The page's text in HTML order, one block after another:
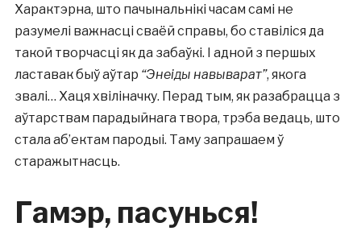
Характэрна, што пачынальнікі часам самі не
разумелі важнасці сваёй справы, бо ставіліся да
такой творчасці як да забаўкі. І адной з першых
ластавак быў аўтар “Энеіды навыварат”, якога
звалі… Хаця хвіліначку. Перад тым, як разабрацца з
аўтарствам парадыйнага твора, трэба ведаць, што
стала аб’ектам пародыі. Таму запрашаем ў
старажытнасць.
Гамэр, пасунься!